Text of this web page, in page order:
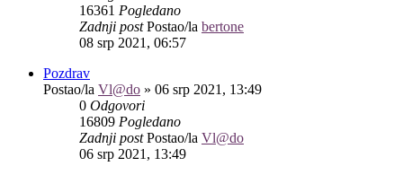
16361 Pogledano
Zadnji postPostao/la bertone
08 srp 2021, 06:57
Pozdrav
Postao/la Vl@do » 06 srp 2021, 13:49
0 Odgovori
16809 Pogledano
Zadnji postPostao/la Vl@do
06 srp 2021, 13:49